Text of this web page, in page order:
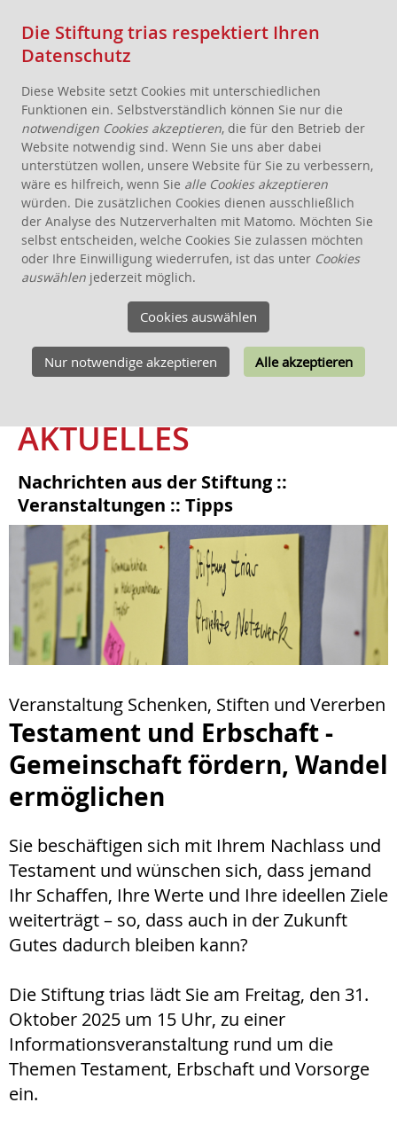
AKTUELLES
STIFTUNG
THEMEN
ANGEBOTE FÜR WOHNPROJEKTE
WISSEN
KONTAKT
AKTUELLES
Nachrichten aus der Stiftung ::
Veranstaltungen :: Tipps
Veranstaltung Schenken, Stiften und Vererben
Testament und Erbschaft -
Gemeinschaft fördern, Wandel
ermöglichen
Sie beschäftigen sich mit Ihrem Nachlass und
Testament und wünschen sich, dass jemand
Ihr Schaffen, Ihre Werte und Ihre ideellen Ziele
weiterträgt – so, dass auch in der Zukunft
Gutes dadurch bleiben kann?
Die Stiftung trias lädt Sie am Freitag, den 31.
Oktober 2025 um 15 Uhr, zu einer
Informationsveranstaltung rund um die
Themen Testament, Erbschaft und Vorsorge
ein.
Die Stiftung trias respektiert Ihren
Datenschutz
Diese Website setzt Cookies mit unterschiedlichen
Funktionen ein. Selbstverständlich können Sie nur die
notwendigen Cookies akzeptieren, die für den Betrieb der
Website notwendig sind. Wenn Sie uns aber dabei
unterstützen wollen, unsere Website für Sie zu verbessern,
wäre es hilfreich, wenn Sie alle Cookies akzeptieren
würden. Die zusätzlichen Cookies dienen ausschließlich
der Analyse des Nutzerverhalten mit Matomo. Möchten Sie
selbst entscheiden, welche Cookies Sie zulassen möchten
oder Ihre Einwilligung wiederrufen, ist das unter Cookies
auswählen jederzeit möglich.
Cookies auswählen
Nur notwendige akzeptieren Alle akzeptieren